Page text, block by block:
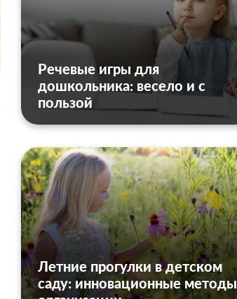
Речевые игры для
дошкольника: весело и с
пользой
Летние прогулки в детском
саду: инновационные методы